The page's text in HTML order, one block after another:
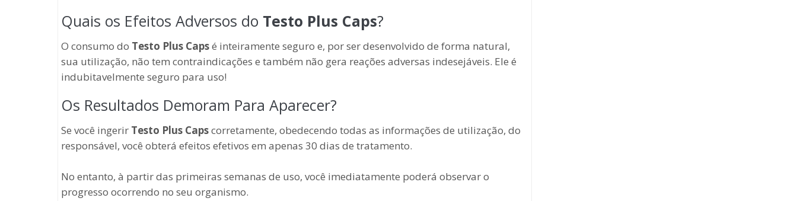
Quais os Efeitos Adversos do Testo Plus Caps?
O consumo do Testo Plus Capsé inteiramente seguro e, por ser desenvolvido de forma natural,
sua utilização, não tem contraindicações e também não gera reações adversas indesejáveis. Ele é
indubitavelmente seguro para uso!
Os Resultados Demoram Para Aparecer?
Se você ingerir Testo Plus Capscorretamente, obedecendo todas as informações de utilização, do
responsável, você obterá efeitos efetivos em apenas 30 dias de tratamento.
No entanto, à partir das primeiras semanas de uso, você imediatamente poderá observar o
progresso ocorrendo no seu organismo.